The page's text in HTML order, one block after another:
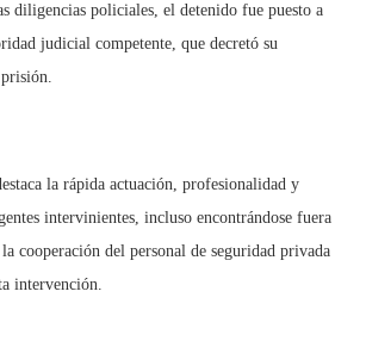
diligencias policiales, el detenido fue puesto a
judicial competente, que decretó su
la rápida actuación, profesionalidad y
intervinientes, incluso encontrándose fuera
cooperación del personal de seguridad privada
intervención.